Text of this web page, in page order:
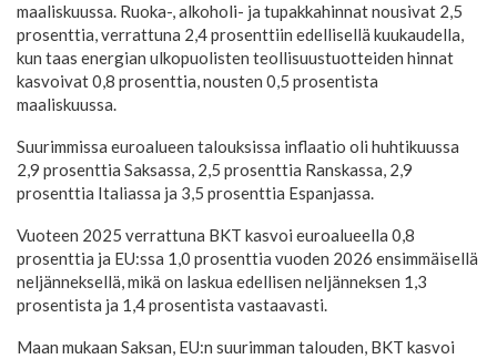
maaliskuussa. Ruoka-, alkoholi- ja tupakkahinnat nousivat 2,5
prosenttia, verrattuna 2,4 prosenttiin edellisellä kuukaudella,
kun taas energian ulkopuolisten teollisuustuotteiden hinnat
kasvoivat 0,8 prosenttia, nousten 0,5 prosentista
maaliskuussa.
Suurimmissa euroalueen talouksissa inflaatio oli huhtikuussa
2,9 prosenttia Saksassa, 2,5 prosenttia Ranskassa, 2,9
prosenttia Italiassa ja 3,5 prosenttia Espanjassa.
Vuoteen 2025 verrattuna BKT kasvoi euroalueella 0,8
prosenttia ja EU:ssa 1,0 prosenttia vuoden 2026 ensimmäisellä
neljänneksellä, mikä on laskua edellisen neljänneksen 1,3
prosentista ja 1,4 prosentista vastaavasti.
Maan mukaan Saksan, EU:n suurimman talouden, BKT kasvoi